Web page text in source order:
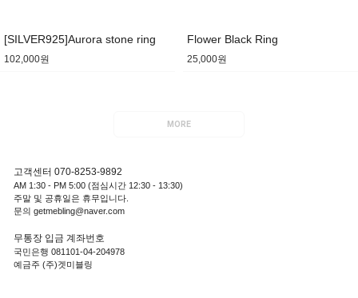
[SILVER925]Aurora stone ring
102,000원
Flower Black Ring
25,000원
MORE
고객센터 070-8253-9892
AM 1:30 - PM 5:00 (점심시간 12:30 - 13:30)
주말 및 공휴일은 휴무입니다.
문의 getmebling@naver.com
무통장 입금 계좌번호
국민은행 081101-04-204978
예금주 (주)겟미블링